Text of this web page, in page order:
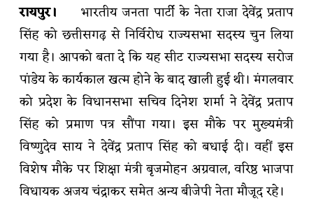
रायपुर।भारतीय जनता पार्टी के नेता राजा देवेंद्र प्रताप
सिंह को छत्तीसगढ़ से निर्विरोध राज्यसभा सदस्य चुन लिया
गया है। आपको बता दे कि यह सीट राज्यसभा सदस्य सरोज
पांडेय के कार्यकाल खत्म होने के बाद खाली हुई थी। मंगलवार
को प्रदेश के विधानसभा सचिव दिनेश शर्मा ने देवेंद्र प्रताप
सिंह को प्रमाण पत्र सौंपा गया। इस मौके पर मुख्यमंत्री
विष्णुदेव साय ने देवेंद्र प्रताप सिंह को बधाई दी। वहीं इस
विशेष मौके पर शिक्षा मंत्री बृजमोहन अग्रवाल, वरिष्ठ भाजपा
विधायक अजय चंद्राकर समेत अन्य बीजेपी नेता मौजूद रहे।